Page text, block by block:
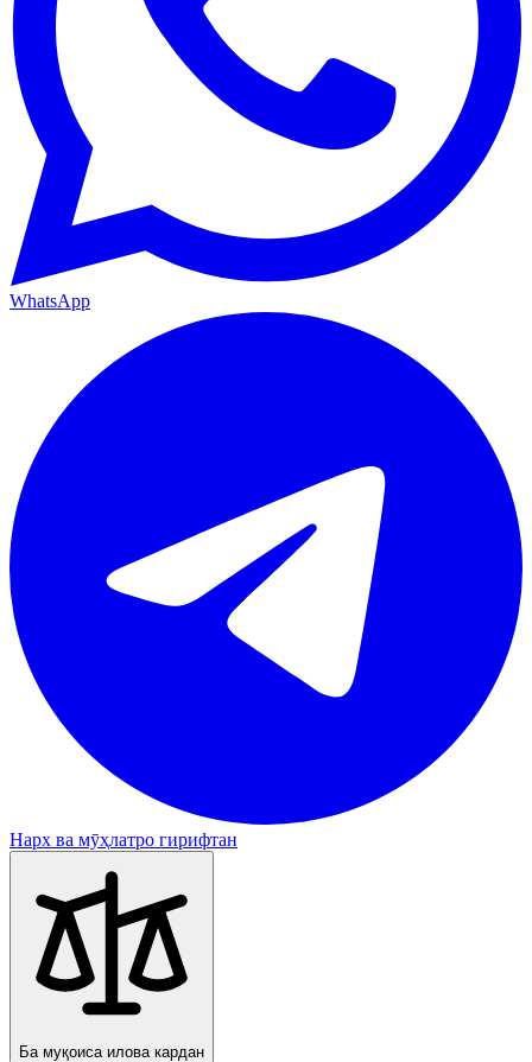
WhatsApp
Нарх ва мӯҳлатро гирифтан
Ба муқоиса илова кардан